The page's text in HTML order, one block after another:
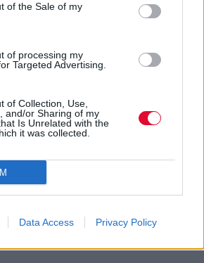
of the Sale of my
of processing my
Targeted Advertising.
of Collection, Use,
and/or Sharing of my
Is Unrelated with the
it was collected.
Data Access Privacy Policy